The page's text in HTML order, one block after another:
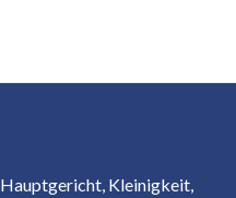
Hauptgericht, Kleinigkeit,